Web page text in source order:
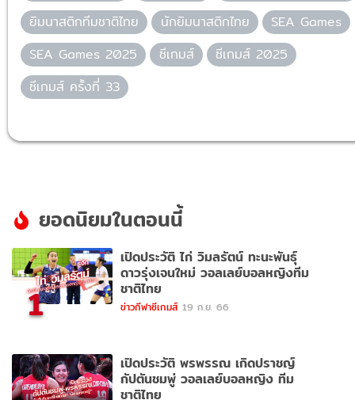
ยิมนาสติกทีมชาติไทย
นักยิมนาสติกไทย
SEA Games
SEA Games 2025
ซีเกมส์
ซีเกมส์ 2025
ซีเกมส์ ครั้งที่ 33
ยอดนิยมในตอนนี้
1
เปิดประวัติ ไก่ วิมลรัตน์ ทะนะพันธุ์
ดาวรุ่งเจนใหม่ วอลเลย์บอลหญิงทีม
ชาติไทย
ข่าวกีฬาซีเกมส์ 19 ก.ย. 66
เปิดประวัติ พรพรรณ เกิดปราชญ์
กัปตันชมพู่ วอลเลย์บอลหญิง ทีม
ชาติไทย